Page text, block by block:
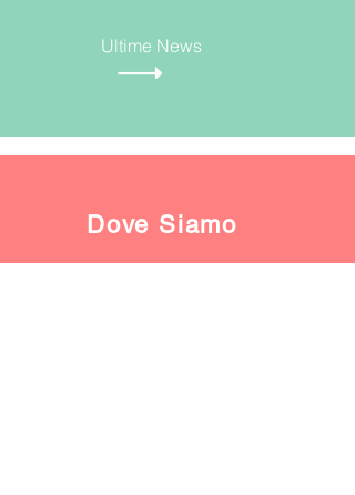
Ultime News
Dove Siamo